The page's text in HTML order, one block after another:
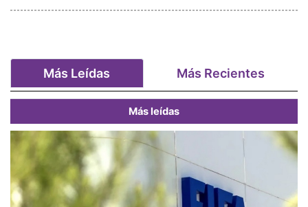
Más Leídas Más Recientes
Más leídas